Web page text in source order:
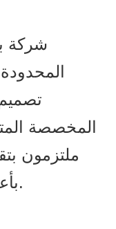
شركة
ملتزمون
بأعلى جودة لعملائنا العالميين.